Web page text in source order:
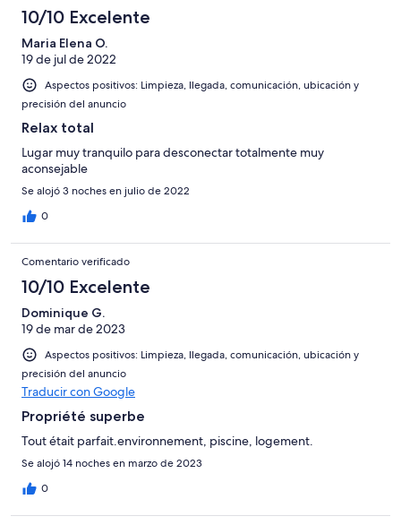
10/10 Excelente
Maria Elena O.
19 de jul de 2022
Aspectos positivos: Limpieza, llegada, comunicación, ubicación y
precisión del anuncio
Relax total
Lugar muy tranquilo para desconectar totalmente muy
aconsejable
Se alojó 3 noches en julio de 2022
0
Comentario verificado
10/10 Excelente
Dominique G.
19 de mar de 2023
Aspectos positivos: Limpieza, llegada, comunicación, ubicación y
precisión del anuncio
Traducir con Google
Propriété superbe
Tout était parfait.environnement, piscine, logement.
Se alojó 14 noches en marzo de 2023
0